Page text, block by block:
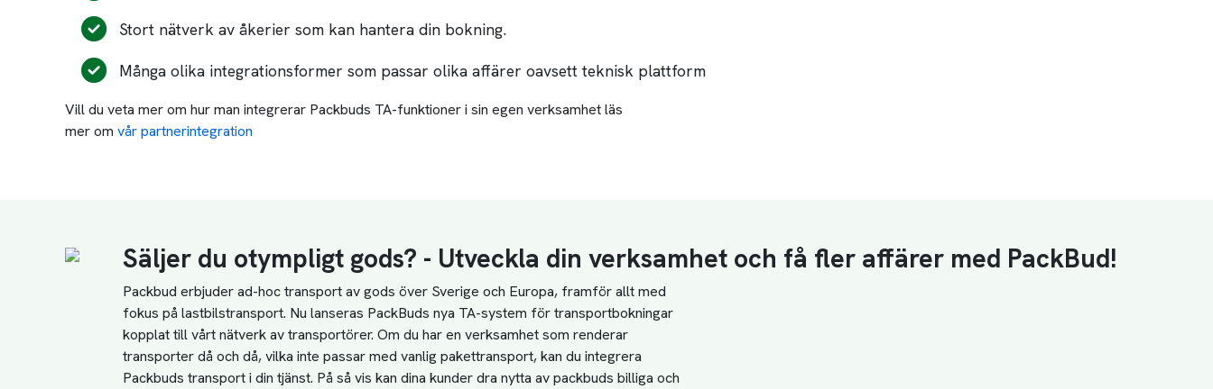
Stort nätverk av åkerier som kan hantera din bokning.
Många olika integrationsformer som passar olika affärer oavsett teknisk plattform
Vill du veta mer om hur man integrerar Packbuds TA-funktioner i sin egen verksamhet läs
mer om vår partnerintegration
Säljer du otympligt gods? - Utveckla din verksamhet och få fler affärer med PackBud!
Packbud erbjuder ad-hoc transport av gods över Sverige och Europa, framför allt med
fokus på lastbilstransport. Nu lanseras PackBuds nya TA-system för transportbokningar
kopplat till vårt nätverk av transportörer. Om du har en verksamhet som renderar
transporter då och då, vilka inte passar med vanlig pakettransport, kan du integrera
Packbuds transport i din tjänst. På så vis kan dina kunder dra nytta av packbuds billiga och